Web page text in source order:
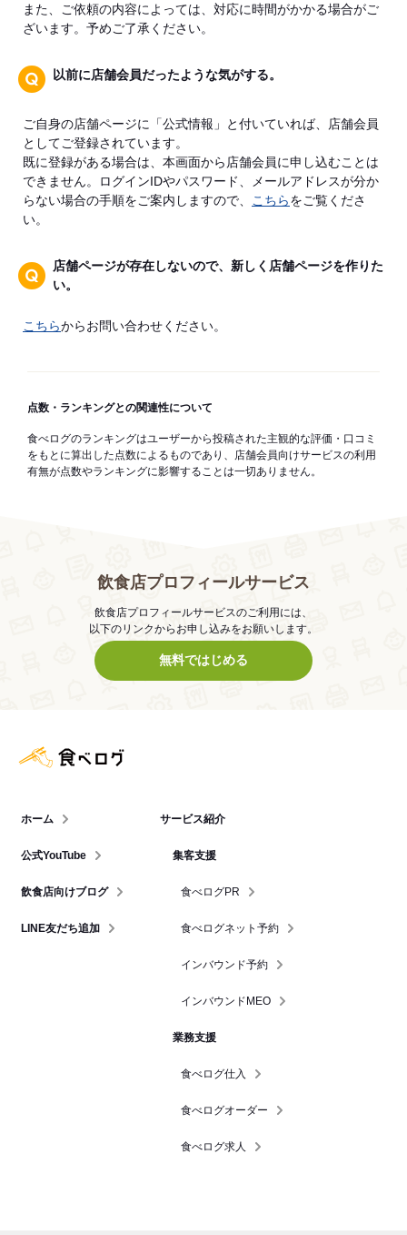
また、ご依頼の内容によっては、対応に時間がかかる場合がご
ざいます。予めご了承ください。
以前に店舗会員だったような気がする。
ご自身の店舗ページに「公式情報」と付いていれば、店舗会員
としてご登録されています。
既に登録がある場合は、本画面から店舗会員に申し込むことは
できません。ログインIDやパスワード、メールアドレスが分か
らない場合の手順をご案内しますので、
こちらをご覧くださ
い。
店舗ページが存在しないので、新しく店舗ページを作りた
い。
こちらからお問い合わせください。
点数・ランキングとの関連性について
食べログのランキングはユーザーから投稿された主観的な評価・口コミ
をもとに算出した点数によるものであり、店舗会員向けサービスの利用
有無が点数やランキングに影響することは一切ありません。
飲食店プロフィールサービス
飲食店プロフィールサービスのご利用には、
以下のリンクからお申し込みをお願いします。
無料ではじめる
ホーム
公式YouTube
飲食店向けブログ
LINE友だち追加
サービス紹介
集客支援
食べログPR
食べログネット予約
インバウンド予約
インバウンドMEO
業務支援
食べログ仕入
食べログオーダー
食べログ求人